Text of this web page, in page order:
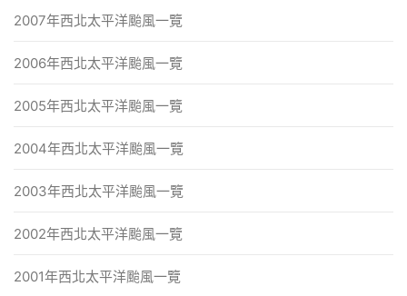
2007年西北太平洋颱風一覽
2006年西北太平洋颱風一覽
2005年西北太平洋颱風一覽
2004年西北太平洋颱風一覽
2003年西北太平洋颱風一覽
2002年西北太平洋颱風一覽
2001年西北太平洋颱風一覽